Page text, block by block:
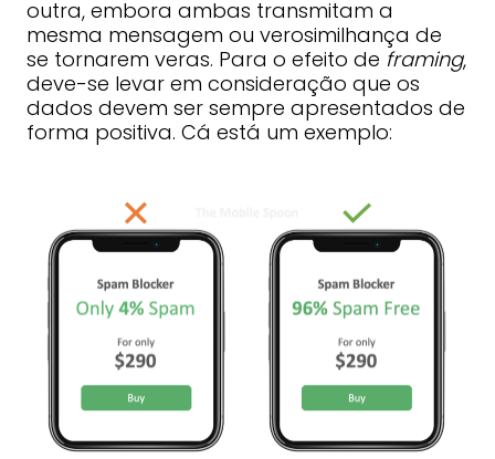
outra, embora ambas transmitam a
mesma mensagem ou verosimilhança de
se tornarem veras. Para o efeito de framing,
deve-se levar em consideração que os
dados devem ser sempre apresentados de
forma positiva. Cá está um exemplo: